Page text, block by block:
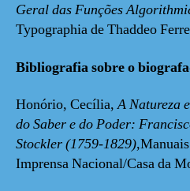
Geral das Funções
Typographia de Thaddeo
Bibliografia sobre o
Honório, Cecília,A Natureza
do Saber e do Poder:
Stockler (1759-1829)
Imprensa Nacional/Casa da